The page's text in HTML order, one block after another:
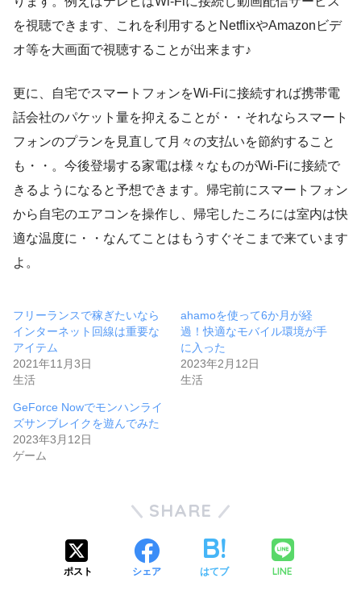
を視聴できます、これを利用するとNetflixやAmazonビデ
オ等を大画面で視聴することが出来ます♪
更に、自宅でスマートフォンをWi-Fiに接続すれば携帯電
話会社のパケット量を抑えることが・・それならスマート
フォンのプランを見直して月々の支払いを節約すること
も・・。今後登場する家電は様々なものがWi-Fiに接続で
きるようになると予想できます。帰宅前にスマートフォン
から自宅のエアコンを操作し、帰宅したころには室内は快
適な温度に・・なんてことはもうすぐそこまで来ています
よ。
フリーランスで稼ぎたいなら
インターネット回線は重要な
アイテム
2021年11月3日
生活
ahamoを使って6か月が経
過！快適なモバイル環境が手
に入った
2023年2月12日
生活
GeForce Nowでモンハンライ
ズサンブレイクを遊んでみた
2023年3月12日
ゲーム
SHARE
ポスト シェア はてブ LINE